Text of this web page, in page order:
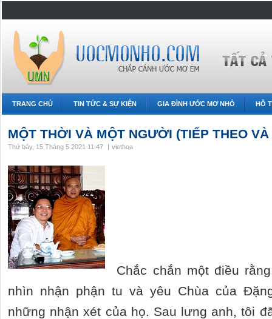
TRANG CHỦ TIN TỨC & SỰ KIỆN GIA ĐÌNH ƯỚC MƠ NHỎ HỖ
MỘT THỜI VÀ MỘT NGƯỜI (TIẾP THEO VÀ
Thứ bảy, 15 Tháng 5 2021 11:47 viethoa
Chắc chắn một điều
nhìn nhận phận tu và yêu Chùa của
những nhận xét của họ. Sau lưng anh, tôi